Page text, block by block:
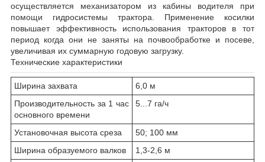
осуществляется механизатором из кабины водителя при
помощи гидросистемы трактора. Применение косилки
повышает эффективность использования тракторов в тот
период когда они не заняты на почвообработке и посеве,
увеличивая их суммарную годовую загрузку.
Технические характеристики
Ширина захвата
6,0 м
Производительность за 1 час
основного времени
5...7 га/ч
Установочная высота среза
50; 100 мм
Шиpина образуемого валков
1,3-2,6 м